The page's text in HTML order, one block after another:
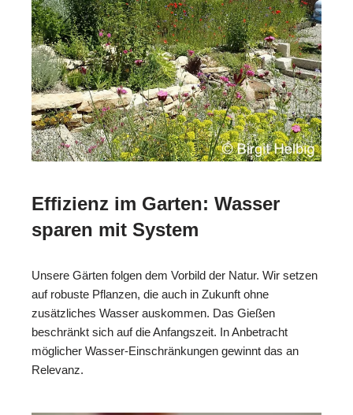
Effizienz im Garten: Wasser
sparen mit System
Unsere Gärten folgen dem Vorbild der Natur. Wir setzen
auf robuste Pflanzen, die auch in Zukunft ohne
zusätzliches Wasser auskommen. Das Gießen
beschränkt sich auf die Anfangszeit. In Anbetracht
möglicher Wasser-Einschränkungen gewinnt das an
Relevanz.